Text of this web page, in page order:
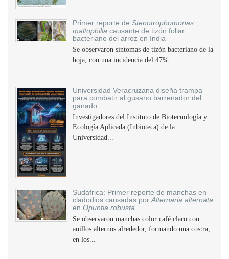
Primer reporte de Stenotrophomonas
maltophilia causante de tizón foliar
bacteriano del arroz en India
Se observaron síntomas de tizón bacteriano de la
hoja, con una incidencia del 47%...
Universidad Veracruzana diseña trampa
para combatir al gusano barrenador del
ganado
Investigadores del Instituto de Biotecnología y
Ecología Aplicada (Inbioteca) de la
Universidad...
Sudáfrica: Primer reporte de manchas en
cladodios causadas por Alternaria alternata
en Opuntia robusta
Se observaron manchas color café claro con
anillos alternos alrededor, formando una costra,
en los...